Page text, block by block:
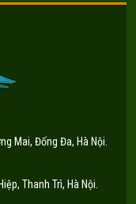
Mai, Đống Đa, Hà Nội.
Thanh Trì, Hà Nội.